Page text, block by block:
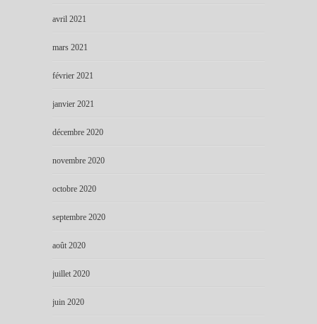
avril 2021
mars 2021
février 2021
janvier 2021
décembre 2020
novembre 2020
octobre 2020
septembre 2020
août 2020
juillet 2020
juin 2020